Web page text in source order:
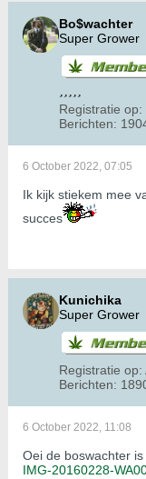
Bo$wachter
Super Grower
Registratie op:
Berichten:
6 October 2022, 07:05
Ik kijk stiekem mee
succes
Kunichika
Super Grower
Registratie op:
Berichten:
6 October 2022, 11:08
Oei de boswachter
IMG-20160228-